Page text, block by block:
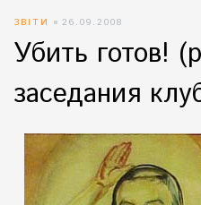
ЗВІТИ 26.09.2008
Убить готов!
заседания